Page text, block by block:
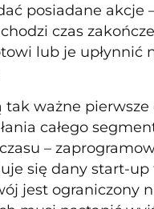
posiadane akcje
czas
lub je upłynnić
ważne
całego
–
się dany start-up
jest ograniczony